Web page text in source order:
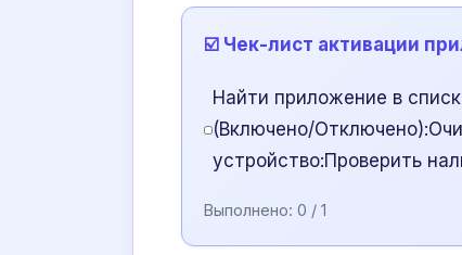
☑️ Чек-лист активации
Найти приложение в
(Включено/
устройство:Проверить
Выполнено: 0 / 1